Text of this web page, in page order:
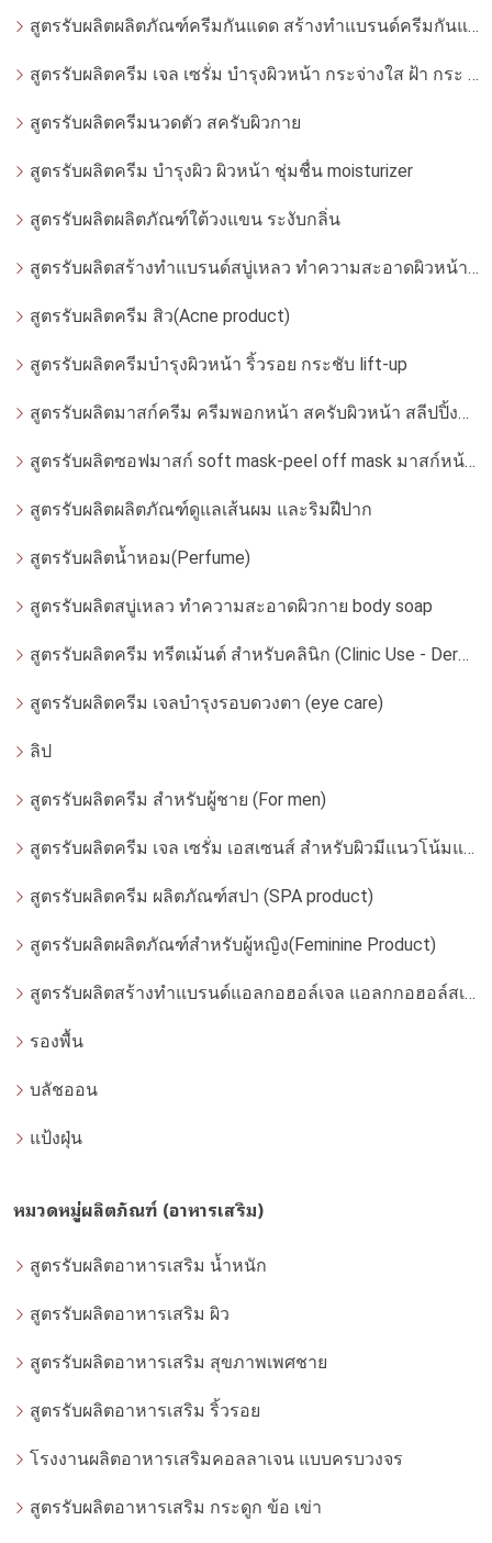
สูตรรับผลิตผลิตภัณฑ์ครีมกันแดด สร้างทำแบรนด์ครีมกันแดด โดยโรงงานผลิตที่ได้มาตรฐาน
สูตรรับผลิตครีม เจล เซรั่ม บำรุงผิวหน้า กระจ่างใส ฝ้า กระ จุดด่างดำ whitening
สูตรรับผลิตครีมนวดตัว สครับผิวกาย
สูตรรับผลิตครีม บำรุงผิว ผิวหน้า ชุ่มชื่น moisturizer
สูตรรับผลิตผลิตภัณฑ์ใต้วงแขน ระงับกลิ่น
สูตรรับผลิตสร้างทำแบรนด์สบู่เหลว ทำความสะอาดผิวหน้า โฟมล้างหน้า
สูตรรับผลิตครีม สิว(Acne product)
สูตรรับผลิตครีมบำรุงผิวหน้า ริ้วรอย กระชับ lift-up
สูตรรับผลิตมาสก์ครีม ครีมพอกหน้า สครับผิวหน้า สลีปปิ้งมาสก์
สูตรรับผลิตซอฟมาสก์ soft mask-peel off mask มาสก์หน้ากากอ่อน
สูตรรับผลิตผลิตภัณฑ์ดูแลเส้นผม และริมฝีปาก
สูตรรับผลิตน้ำหอม(Perfume)
สูตรรับผลิตสบู่เหลว ทำความสะอาดผิวกาย body soap
สูตรรับผลิตครีม ทรีตเม้นต์ สำหรับคลินิก (Clinic Use - Dermatologist)
สูตรรับผลิตครีม เจลบำรุงรอบดวงตา (eye care)
ลิป
สูตรรับผลิตครีม สำหรับผู้ชาย (For men)
สูตรรับผลิตครีม เจล เซรั่ม เอสเซนส์ สำหรับผิวมีแนวโน้มแพ้ง่าย
สูตรรับผลิตครีม ผลิตภัณฑ์สปา (SPA product)
สูตรรับผลิตผลิตภัณฑ์สำหรับผู้หญิง(Feminine Product)
สูตรรับผลิตสร้างทำแบรนด์แอลกอฮอล์เจล แอลกกอฮอล์สเปรย์ ล้างมือ
รองพื้น
บลัชออน
แป้งฝุ่น
หมวดหมู่ผลิตภัณฑ์ (อาหารเสริม)
สูตรรับผลิตอาหารเสริม น้ำหนัก
สูตรรับผลิตอาหารเสริม ผิว
สูตรรับผลิตอาหารเสริม สุขภาพเพศชาย
สูตรรับผลิตอาหารเสริม ริ้วรอย
โรงงานผลิตอาหารเสริมคอลลาเจน แบบครบวงจร
สูตรรับผลิตอาหารเสริม กระดูก ข้อ เข่า